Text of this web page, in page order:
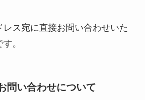
レス宛に直接お問い合わせいた
。
問い合わせについて